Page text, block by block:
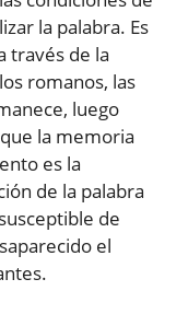
la palabra. Es
través de la
romanos, las
luego
la memoria
es la
de la palabra
de
el